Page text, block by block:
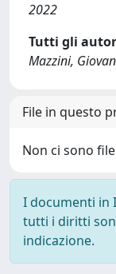
2022
Tutti gli
Mazzini,
File in questo
Non ci sono
I documenti in
tutti i diritti
indicazione.